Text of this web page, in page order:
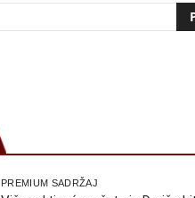
PREMIUM SADRŽAJ